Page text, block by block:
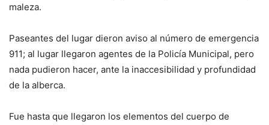
maleza.
Paseantes del lugar dieron aviso al número de emergencia
911; al lugar llegaron agentes de la Policía Municipal, pero
nada pudieron hacer, ante la inaccesibilidad y profundidad
de la alberca.
Fue hasta que llegaron los elementos del cuerpo de